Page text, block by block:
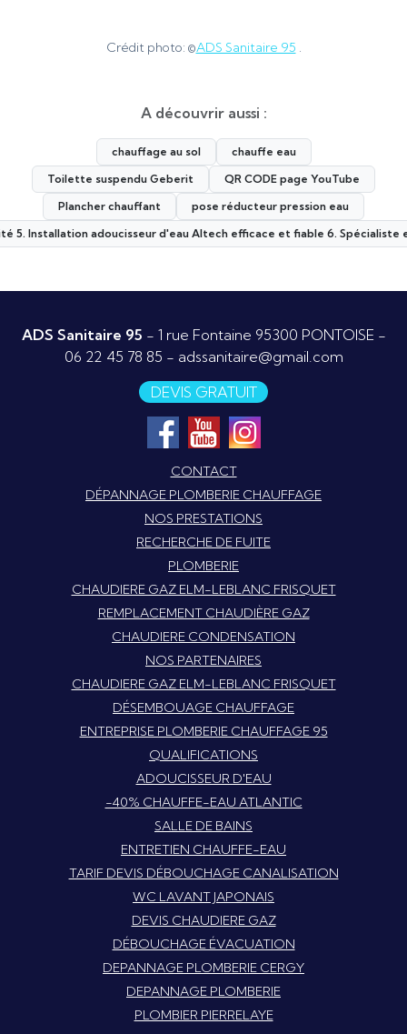
Crédit photo: ©ADS Sanitaire 95 .
A découvrir aussi :
chauffage au sol
chauffe eau
Toilette suspendu Geberit
QR CODE page YouTube
Plancher chauffant
pose réducteur pression eau
adoucisseur d'eau Altech efficace et fiable 6.
ADS Sanitaire 95 - 1 rue Fontaine 95300 PONTOISE -
06 22 45 78 85 - adssanitaire@gmail.com
DEVIS GRATUIT
CONTACT
DÉPANNAGE PLOMBERIE CHAUFFAGE
NOS PRESTATIONS
RECHERCHE DE FUITE
PLOMBERIE
CHAUDIERE GAZ ELM-LEBLANC FRISQUET
REMPLACEMENT CHAUDIÈRE GAZ
CHAUDIERE CONDENSATION
NOS PARTENAIRES
CHAUDIERE GAZ ELM-LEBLANC FRISQUET
DÉSEMBOUAGE CHAUFFAGE
ENTREPRISE PLOMBERIE CHAUFFAGE 95
QUALIFICATIONS
ADOUCISSEUR D'EAU
-40% CHAUFFE-EAU ATLANTIC
SALLE DE BAINS
ENTRETIEN CHAUFFE-EAU
TARIF DEVIS DÉBOUCHAGE CANALISATION
WC LAVANT JAPONAIS
DEVIS CHAUDIERE GAZ
DÉBOUCHAGE ÉVACUATION
DEPANNAGE PLOMBERIE CERGY
DEPANNAGE PLOMBERIE
PLOMBIER PIERRELAYE